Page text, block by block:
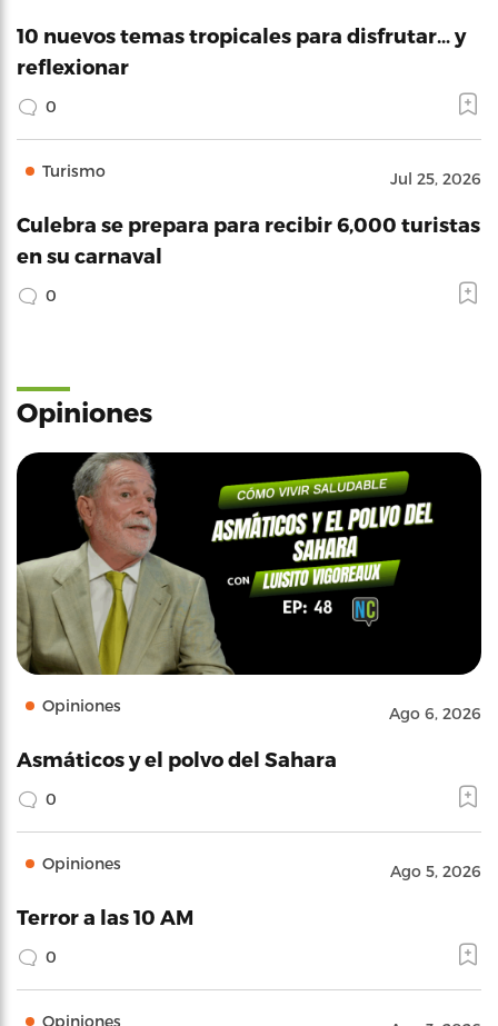
10 nuevos temas tropicales para disfrutar… y
reflexionar
0
Turismo Jul 25, 2026
Culebra se prepara para recibir 6,000 turistas
en su carnaval
0
Opiniones
Opiniones Ago 6, 2026
Asmáticos y el polvo del Sahara
0
Opiniones Ago 5, 2026
Terror a las 10 AM
0
Opiniones